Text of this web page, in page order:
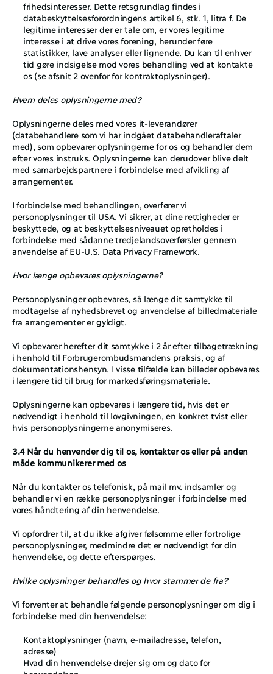
frihedsinteresser. Dette retsgrundlag findes i
databeskyttelsesforordningens artikel 6, stk. 1, litra f. De
legitime interesser der er tale om, er vores legitime
interesse i at drive vores forening, herunder føre
statistikker, lave analyser eller lignende. Du kan til enhver
tid gøre indsigelse mod vores behandling ved at kontakte
os (se afsnit ‎2 ovenfor for kontraktoplysninger).
Hvem deles oplysningerne med?
Oplysningerne deles med vores it-leverandører
(databehandlere som vi har indgået databehandleraftaler
med), som opbevarer oplysningerne for os og behandler dem
efter vores instruks. Oplysningerne kan derudover blive delt
med samarbejdspartnere i forbindelse med afvikling af
arrangementer.
I forbindelse med behandlingen, overfører vi
personoplysninger til USA. Vi sikrer, at dine rettigheder er
beskyttede, og at beskyttelsesniveauet opretholdes i
forbindelse med sådanne tredjelandsoverførsler gennem
anvendelse af EU-U.S. Data Privacy Framework.
Hvor længe opbevares oplysningerne?
Personoplysninger opbevares, så længe dit samtykke til
modtagelse af nyhedsbrevet og anvendelse af billedmateriale
fra arrangementer er gyldigt.
Vi opbevarer herefter dit samtykke i 2 år efter tilbagetrækning
i henhold til Forbrugerombudsmandens praksis, og af
dokumentationshensyn. I visse tilfælde kan billeder opbevares
i længere tid til brug for markedsføringsmateriale.
Oplysningerne kan opbevares i længere tid, hvis det er
nødvendigt i henhold til lovgivningen, en konkret tvist eller
hvis personoplysningerne anonymiseres.
3.4 Når du henvender dig til os, kontakter os eller på anden
måde kommunikerer med os
Når du kontakter os telefonisk, på mail mv. indsamler og
behandler vi en række personoplysninger i forbindelse med
vores håndtering af din henvendelse.
Vi opfordrer til, at du ikke afgiver følsomme eller fortrolige
personoplysninger, medmindre det er nødvendigt for din
henvendelse, og dette efterspørges.
Hvilke oplysninger behandles og hvor stammer de fra?
Vi forventer at behandle følgende personoplysninger om dig i
forbindelse med din henvendelse:
Kontaktoplysninger (navn, e-mailadresse, telefon,
adresse)
Hvad din henvendelse drejer sig om og dato for